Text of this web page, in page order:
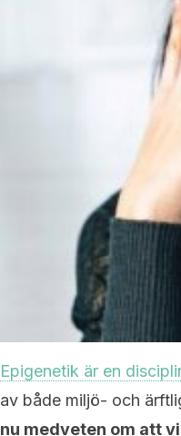
Epigenetik är en
av både miljö- och
nu medveten om att